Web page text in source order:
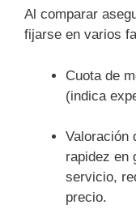
Al comparar
fijarse en varios
Cuota de
(indica
Valoración
rapidez en
servicio,
precio.